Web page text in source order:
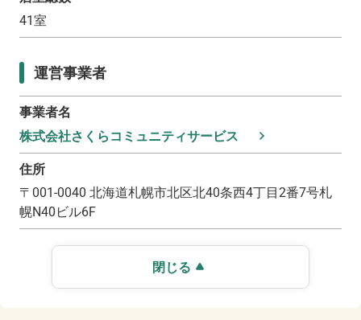
41 室
運営事業者
事業者名
株式会社さくらコミュニティサービス
住所
〒 001-0040 北海道札幌市北区北40条西4丁目2番7号札
幌N40ビル6F
閉じる